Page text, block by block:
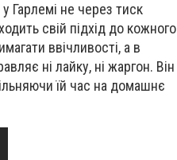
Гарлемі не через тиск
свій підхід до кожного
ввічливості, а в
ні лайку, ні жаргон. Він
їй час на домашнє